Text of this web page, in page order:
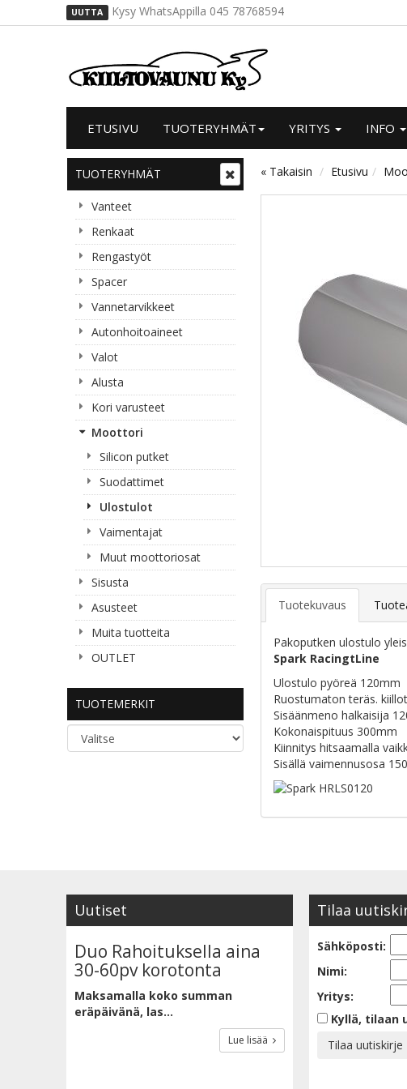
UUTTA Kysy WhatsAppilla 045 78768594
ETUSIVU TUOTERYHMÄT YRITYS INFO
TUOTERYHMÄT
Vanteet
Renkaat
Rengastyöt
Spacer
Vannetarvikkeet
Autonhoitoaineet
Valot
Alusta
Kori varusteet
Moottori
Silicon putket
Suodattimet
Ulostulot
Vaimentajat
Muut moottoriosat
Sisusta
Asusteet
Muita tuotteita
OUTLET
TUOTEMERKIT
« Takaisin Etusivu
Tuotekuvaus
Pakoputken ulostulo
Spark RacingtLine
Ulostulo pyöreä 120mm
Ruostumaton teräs.
Sisäänmeno halkaisija
Kokonaispituus 300mm
Kiinnitys hitsaamalla
Sisällä vaimennusosa
Uutiset
Duo Rahoituksella aina
30-60pv korotonta
Maksamalla koko summan
eräpäivänä, las...
Lue lisää
Tilaa
Sähköposti:
Nimi:
Yritys:
Kyllä, tilaan